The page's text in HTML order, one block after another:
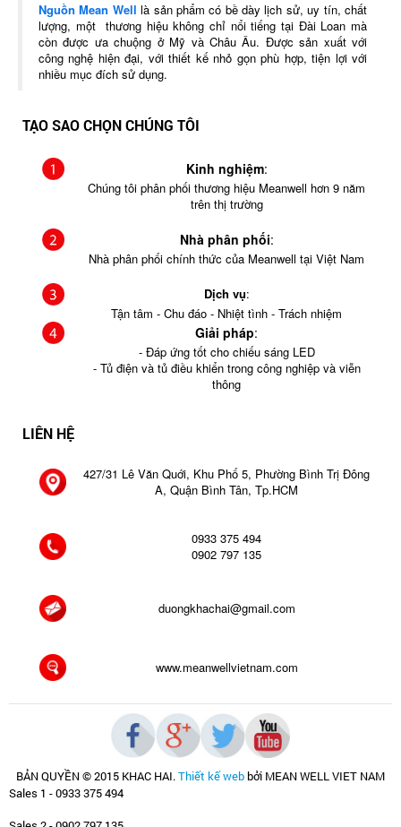
Nguồn Mean Well là sản phẩm có bề dày lịch sử, uy tín, chất
lượng, một thương hiệu không chỉ nổi tiếng tại Đài Loan mà
còn được ưa chuộng ở Mỹ và Châu Âu. Được sản xuất với
công nghệ hiện đại, với thiết kế nhỏ gọn phù hợp, tiện lợi với
nhiều mục đích sử dụng.
TẠO SAO CHỌN CHÚNG TÔI
Kinh nghiệm:
Chúng tôi phân phối thương hiệu Meanwell hơn 9 năm
trên thị trường
Nhà phân phối:
Nhà phân phối chính thức của Meanwell tại Việt Nam
Dịch vụ:
Tận tâm - Chu đáo - Nhiệt tình - Trách nhiệm
Giải pháp:
- Đáp ứng tốt cho chiếu sáng LED
- Tủ điện và tủ điều khiển trong công nghiệp và viễn
thông
LIÊN HỆ
427/31 Lê Văn Quới, Khu Phố 5, Phường Bình Trị Đông
A, Quận Bình Tân, Tp.HCM
0933 375 494
0902 797 135
duongkhachai@gmail.com
www.meanwellvietnam.com
BẢN QUYỀN © 2015 KHAC HAI.Thiết kế webbởi MEAN WELL VIET NAM
Sales 1 - 0933 375 494